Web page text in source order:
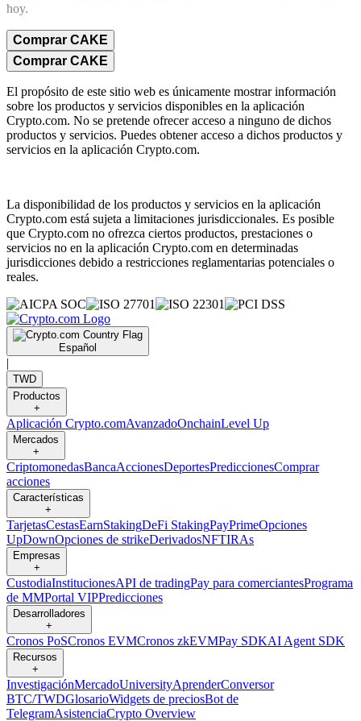
hoy.
Comprar CAKE
Comprar CAKE
El propósito de este sitio web es únicamente mostrar información
sobre los productos y servicios disponibles en la aplicación
Crypto.com. No se pretende ofrecer acceso a ninguno de dichos
productos y servicios. Puedes obtener acceso a dichos productos y
servicios en la aplicación Crypto.com.
La disponibilidad de los productos y servicios en la aplicación
Crypto.com está sujeta a limitaciones jurisdiccionales. Es posible
que Crypto.com no ofrezca ciertos productos, prestaciones o
servicios no en la aplicación Crypto.com en determinadas
jurisdicciones debido a restricciones reglamentarias potenciales o
reales.
Español
|
TWD
Productos
+
Aplicación Crypto.comAvanzadoOnchainLevel Up
Mercados
+
CriptomonedasBancaAccionesDeportesPrediccionesComprar
acciones
Características
+
TarjetasCestasEarnStakingDeFi StakingPayPrimeOpciones
UpDownOpciones de strikeDerivadosNFTIRAs
Empresas
+
CustodiaInstitucionesAPI de tradingPay para comerciantesPrograma
de MMPortal VIPPredicciones
Desarrolladores
+
Cronos PoSCronos EVMCronos zkEVMPay SDKAI Agent SDK
Recursos
+
InvestigaciónMercadoUniversityAprenderConversor
BTC/TWDGlosarioWidgets de preciosBot de
TelegramAsistenciaCrypto Overview